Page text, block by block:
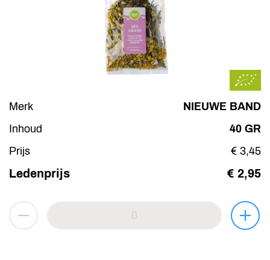
Merk
NIEUWE BAND
Inhoud
40 GR
Prijs
€ 3,45
Ledenprijs € 2,95